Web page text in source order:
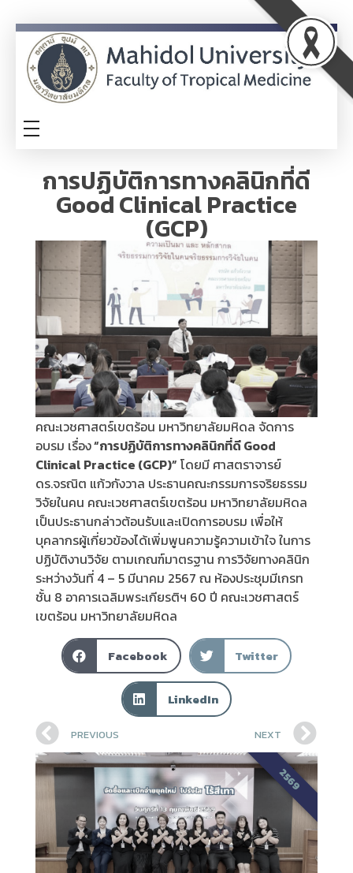
TM-ITA
การปฏิบัติการทางคลินิกที่ดี
Good Clinical Practice
(GCP)
คณะเวชศาสตร์เขตร้อน มหาวิทยาลัยมหิดล จัดการ
อบรม เรื่อง“การปฏิบัติการทางคลินิกที่ดี Good
Clinical Practice (GCP)” โดยมี ศาสตราจารย์
ดร.จรณิต แก้วกังวาล ประธานคณะกรรมการจริยธรรม
วิจัยในคน คณะเวชศาสตร์เขตร้อน มหาวิทยาลัยมหิดล
เป็นประธานกล่าวต้อนรับและเปิดการอบรม เพื่อให้
บุคลากรผู้เกี่ยวข้องได้เพิ่มพูนความรู้ความเข้าใจ ในการ
ปฏิบัติงานวิจัย ตามเกณฑ์มาตรฐาน การวิจัยทางคลินิก
ระหว่างวันที่ 4 – 5 มีนาคม 2567 ณ ห้องประชุมมีเกรท
ชั้น 8 อาคารเฉลิมพระเกียรติฯ 60 ปี คณะเวชศาสตร์
เขตร้อน มหาวิทยาลัยมหิดล
Facebook Twitter
LinkedIn
PREVIOUS NEXT
2569